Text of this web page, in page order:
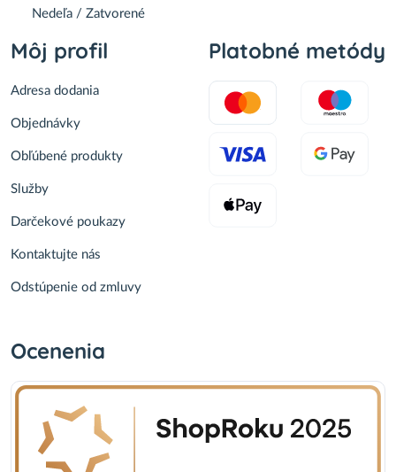
Nedeľa / Zatvorené
Môj profil
Adresa dodania
Objednávky
Obľúbené produkty
Služby
Darčekové poukazy
Kontaktujte nás
Odstúpenie od zmluvy
Platobné metódy
Ocenenia